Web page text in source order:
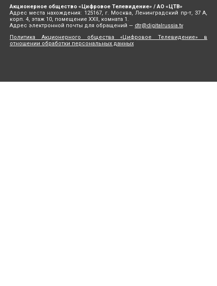
Акционерное общество «Цифровое Телевидение» / АО «ЦТВ»
Адрес места нахождения: 125167, г. Москва, Ленинградский пр-т, 37 А,
корп. 4, этаж 10, помещение XXII, комната 1.
Адрес электронной почты для обращений — dtr@digitalrussia.tv
Политика Акционерного общества «Цифровое Телевидение» в
отношении обработки персональных данных